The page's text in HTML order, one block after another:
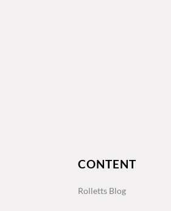
CONTENT
Rolletts Blog